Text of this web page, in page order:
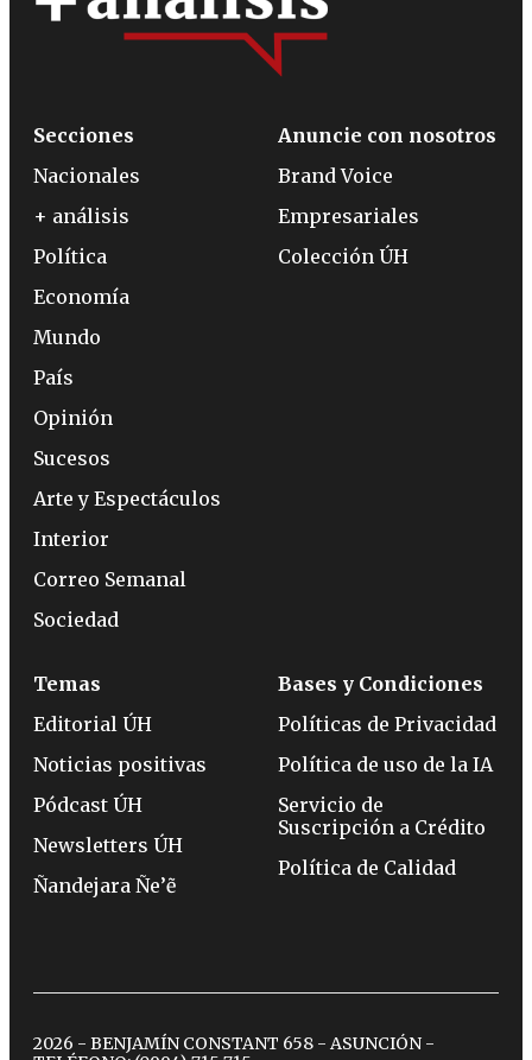
Secciones
Nacionales
+ análisis
Política
Economía
Mundo
País
Opinión
Sucesos
Arte y Espectáculos
Interior
Correo Semanal
Sociedad
Anuncie con nosotros
Brand Voice
Empresariales
Colección ÚH
Temas
Editorial ÚH
Noticias positivas
Pódcast ÚH
Newsletters ÚH
Ñandejara Ñe’ẽ
Bases y Condiciones
Políticas de Privacidad
Política de uso de la IA
Servicio de
Suscripción a Crédito
Política de Calidad
2026 - BENJAMÍN CONSTANT 658 - ASUNCIÓN -